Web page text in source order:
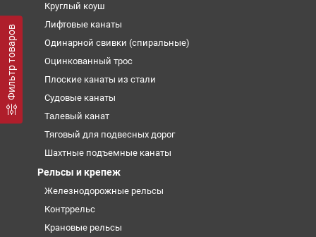
Фильтр товаров
Круглый коуш
Лифтовые канаты
Одинарной свивки (спиральные)
Оцинкованный трос
Плоские канаты из стали
Судовые канаты
Талевый канат
Тяговый для подвесных дорог
Шахтные подъемные канаты
Рельсы и крепеж
Железнодорожные рельсы
Контррельс
Крановые рельсы